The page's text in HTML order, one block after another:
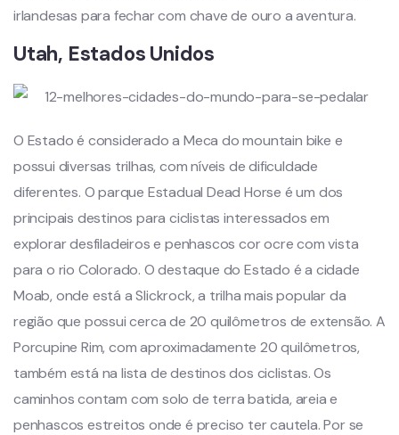
irlandesas para fechar com chave de ouro a aventura.
Utah, Estados Unidos
O Estado é considerado a Meca do mountain bike e
possui diversas trilhas, com níveis de dificuldade
diferentes. O parque Estadual Dead Horse é um dos
principais destinos para ciclistas interessados em
explorar desfiladeiros e penhascos cor ocre com vista
para o rio Colorado. O destaque do Estado é a cidade
Moab, onde está a Slickrock, a trilha mais popular da
região que possui cerca de 20 quilômetros de extensão. A
Porcupine Rim, com aproximadamente 20 quilômetros,
também está na lista de destinos dos ciclistas. Os
caminhos contam com solo de terra batida, areia e
penhascos estreitos onde é preciso ter cautela. Por se